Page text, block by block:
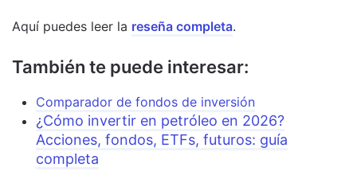
Aquí puedes leer la reseña completa.
También te puede interesar:
Comparador de fondos de inversión
¿Cómo invertir en petróleo en 2026?
Acciones, fondos, ETFs, futuros: guía
completa